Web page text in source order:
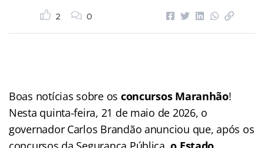
2 0
Boas notícias sobre os concursos Maranhão!
Nesta quinta-feira, 21 de maio de 2026, o
governador Carlos Brandão anunciou que, após os